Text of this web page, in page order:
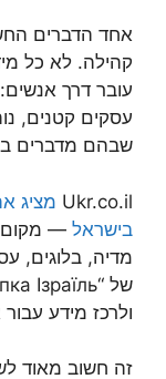
אחד הדברים
קהילה. לא כל
עובר דרך
עסקים קטנים,
שבהם מדברים
Ukr.co.il מציג
בישראל — מקום
מדיה, בלוגים,
ולרכז מידע
זה חשוב מאוד